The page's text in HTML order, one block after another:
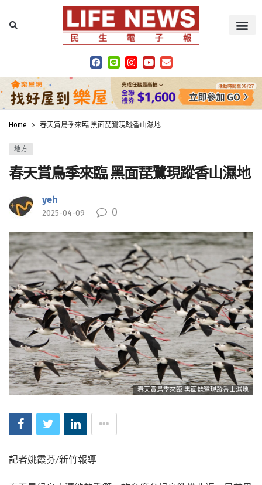
Home 春天賞鳥季來臨 黑面琵鷺現蹤香山濕地
地方
春天賞鳥季來臨 黑面琵鷺現蹤香山濕地
yeh
2025-04-09 0
春天賞鳥季來臨 黑面琵鷺現蹤香山濕地
記者姚霞芬/新竹報導